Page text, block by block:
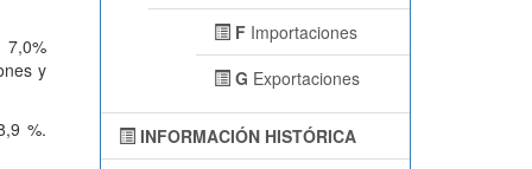
7,0%
y
%.
F Importaciones
G Exportaciones
INFORMACIÓN HISTÓRICA